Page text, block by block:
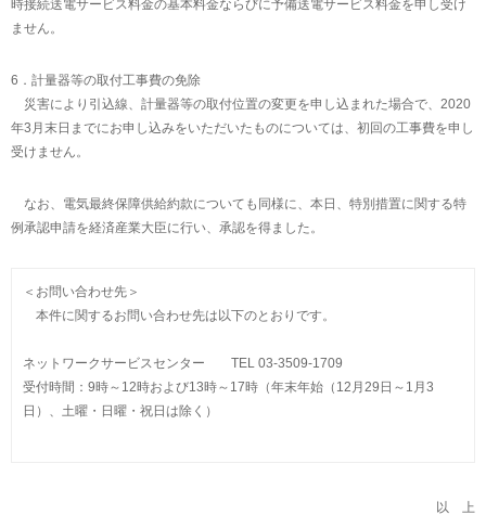
時接続送電サービス料金の基本料金ならびに予備送電サービス料金を申し受け
ません。
6．計量器等の取付工事費の免除
災害により引込線、計量器等の取付位置の変更を申し込まれた場合で、2020
年3月末日までにお申し込みをいただいたものについては、初回の工事費を申し
受けません。
なお、電気最終保障供給約款についても同様に、本日、特別措置に関する特
例承認申請を経済産業大臣に行い、承認を得ました。
＜お問い合わせ先＞
本件に関するお問い合わせ先は以下のとおりです。
ネットワークサービスセンター TEL 03-3509-1709
受付時間：9時～12時および13時～17時（年末年始（12月29日～1月3
日）、土曜・日曜・祝日は除く）
以 上